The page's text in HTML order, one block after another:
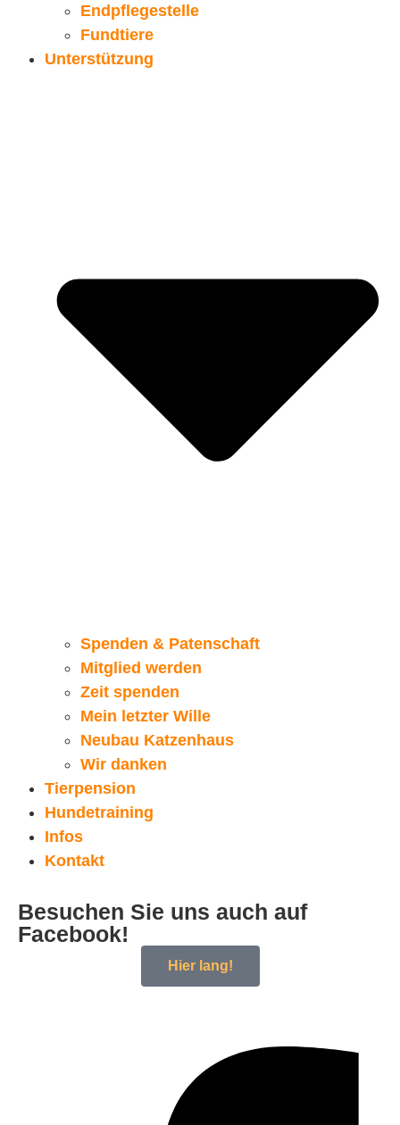
Endpflegestelle
Fundtiere
Unterstützung
Spenden & Patenschaft
Mitglied werden
Zeit spenden
Mein letzter Wille
Neubau Katzenhaus
Wir danken
Tierpension
Hundetraining
Infos
Kontakt
Besuchen Sie uns auch auf
Facebook!
Hier lang!